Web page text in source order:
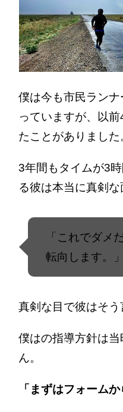
僕は今も市民ラン
っていますが、以
たことがありました
3年間もタイムが3
る彼は本当に真剣な
「これでダメ
転向します。」
真剣な目で彼はそう
僕はの指導方針は
ん。
「まずはフォームか